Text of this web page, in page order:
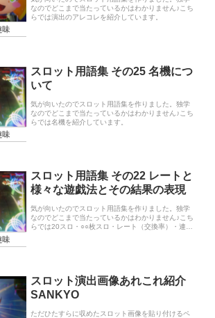
味
なのでどこまで当たっているかはわかりません♪こち
らでは演出のアレコレを紹介しています。
味
スロット用語集 その25 名機につ
いて
気が向いたのでスロット用語集を作りました。独学
なのでどこまで当たっているかはわかりません♪こち
らでは名機を紹介しています。
味
スロット用語集 その22 レートと
様々な遊戯法とその結果の表現
気が向いたのでスロット用語集を作りました。独学
なのでどこまで当たっているかはわかりません♪こち
らでは20スロ・○○枚スロ・レート（交換率）・連
スロット演出画像あれこれ紹介
SANKYO
ただひたすらに収めたスロット画像を貼り付けるペ